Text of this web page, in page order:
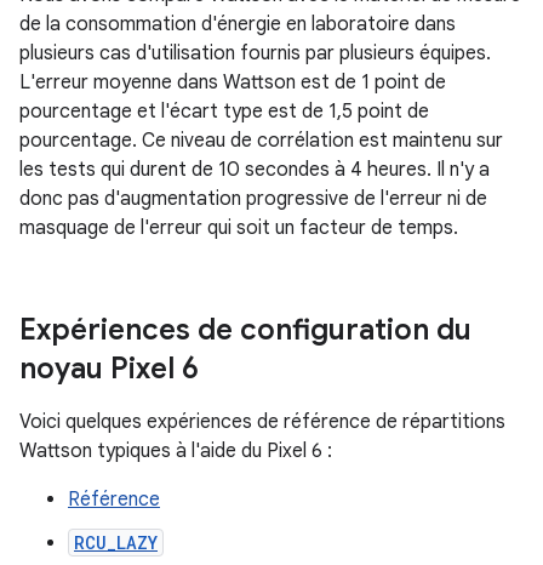
de la consommation d'énergie en laboratoire dans
plusieurs cas d'utilisation fournis par plusieurs équipes.
L'erreur moyenne dans Wattson est de 1 point de
pourcentage et l'écart type est de 1,5 point de
pourcentage. Ce niveau de corrélation est maintenu sur
les tests qui durent de 10 secondes à 4 heures. Il n'y a
donc pas d'augmentation progressive de l'erreur ni de
masquage de l'erreur qui soit un facteur de temps.
Expériences de configuration du
noyau Pixel 6
Voici quelques expériences de référence de répartitions
Wattson typiques à l'aide du Pixel 6 :
Référence
RCU_LAZY